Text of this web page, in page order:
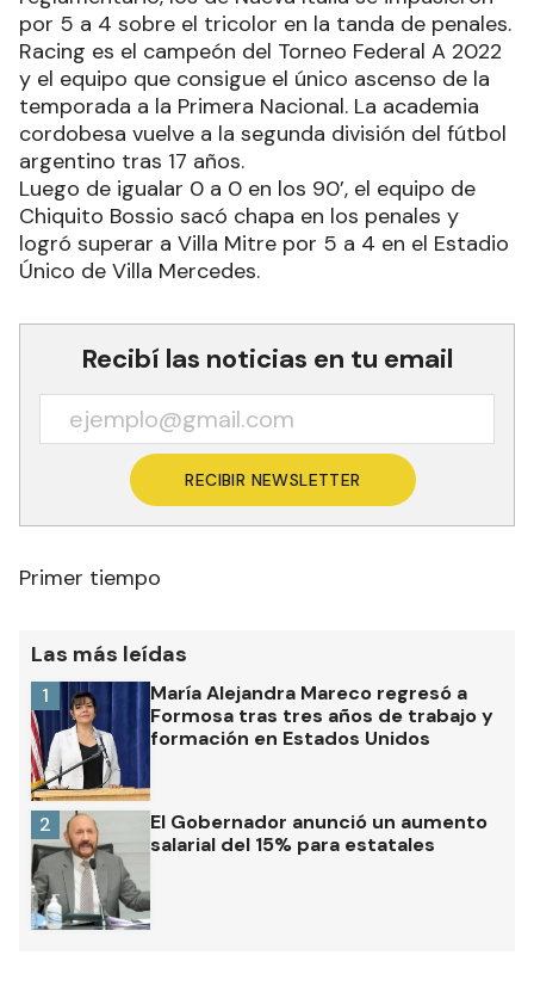
por 5 a 4 sobre el tricolor en la tanda de penales.
Racing es el campeón del Torneo Federal A 2022
y el equipo que consigue el único ascenso de la
temporada a la Primera Nacional. La academia
cordobesa vuelve a la segunda división del fútbol
argentino tras 17 años.
Luego de igualar 0 a 0 en los 90’, el equipo de
Chiquito Bossio sacó chapa en los penales y
logró superar a Villa Mitre por 5 a 4 en el Estadio
Único de Villa Mercedes.
Recibí las noticias en tu email
RECIBIR NEWSLETTER
Primer tiempo
Las más leídas
María Alejandra Mareco regresó a
Formosa tras tres años de trabajo y
formación en Estados Unidos
1
El Gobernador anunció un aumento
salarial del 15% para estatales
2